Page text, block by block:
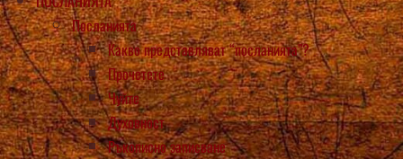
Посланията
Какво представляват “посланията”?
Прочетете
Чуйте
Духовност
Ръкописно записване